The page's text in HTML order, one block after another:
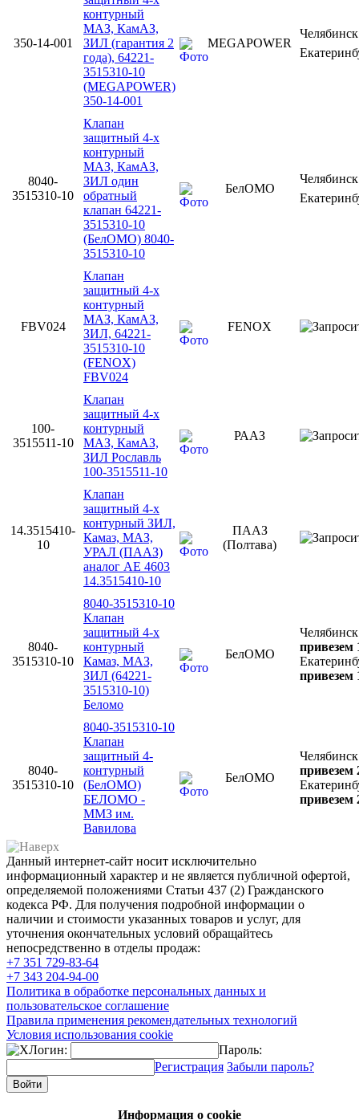
350-14-001
контурный
МАЗ, КамАЗ,
ЗИЛ (гарантия 2
года), 64221-
3515310-10
(MEGAPOWER)
350-14-001
MEGAPOWER
8040-
3515310-10
Клапан
защитный 4-х
контурный
МАЗ, КамАЗ,
ЗИЛ один
обратный
клапан 64221-
3515310-10
(БелОМО) 8040-
3515310-10
БелОМО
FBV024
Клапан
защитный 4-х
контурный
МАЗ, КамАЗ,
ЗИЛ, 64221-
3515310-10
(FENOX)
FBV024
FENOX
100-
3515511-10
Клапан
защитный 4-х
контурный
МАЗ, КамАЗ,
ЗИЛ Рославль
100-3515511-10
РААЗ
14.3515410-
10
Клапан
защитный 4-х
контурный ЗИЛ,
Камаз, МАЗ,
УРАЛ (ПААЗ)
аналог AE 4603
14.3515410-10
ПААЗ
(Полтава)
8040-
3515310-10
8040-3515310-10
Клапан
защитный 4-х
контурный
Камаз, МАЗ,
ЗИЛ (64221-
3515310-10)
Беломо
БелОМО
Челябинск
привезем
привезем
8040-
3515310-10
8040-3515310-10
Клапан
защитный 4-
контурный
(БелОМО)
БЕЛОМО -
ММЗ им.
Вавилова
БелОМО
Челябинск
привезем
привезем
Данный интернет-сайт носит исключительно
информационный характер и не является публичной офертой,
определяемой положениями Статьи 437 (2) Гражданского
кодекса РФ. Для получения подробной информации о
наличии и стоимости указанных товаров и услуг, для
уточнения окончательных условий обращайтесь
непосредственно в отделы продаж:
+7 351 729-83-64
+7 343 204-94-00
Политика в обработке персональных данных и
пользовательское соглашение
Правила применения рекомендательных технологий
Условия использования cookie
Логин:
Пароль:
Регистрация Забыли пароль?
Информация о cookie